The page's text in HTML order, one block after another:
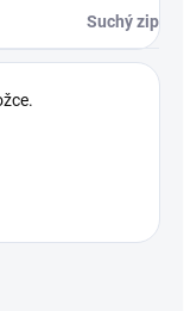
Suchý zip